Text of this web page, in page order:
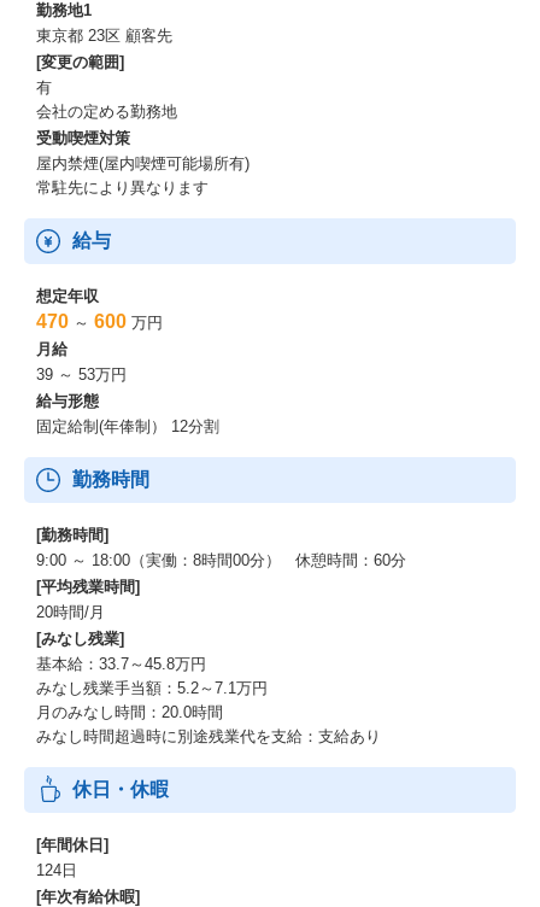
勤務地1
東京都 23区 顧客先
[変更の範囲]
有
会社の定める勤務地
受動喫煙対策
屋内禁煙(屋内喫煙可能場所有)
常駐先により異なります
給与
想定年収
470 ～ 600 万円
月給
39 ～ 53万円
給与形態
固定給制(年俸制） 12分割
勤務時間
[勤務時間]
9:00 ～ 18:00（実働：8時間00分） 休憩時間：60分
[平均残業時間]
20時間/月
[みなし残業]
基本給：33.7～45.8万円
みなし残業手当額：5.2～7.1万円
月のみなし時間：20.0時間
みなし時間超過時に別途残業代を支給：支給あり
休日・休暇
[年間休日]
124日
[年次有給休暇]